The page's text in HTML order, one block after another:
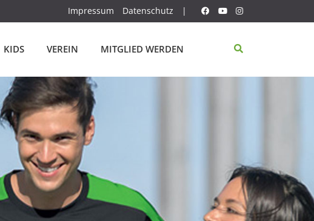
Impressum Datenschutz |
KIDS VEREIN MITGLIED WERDEN